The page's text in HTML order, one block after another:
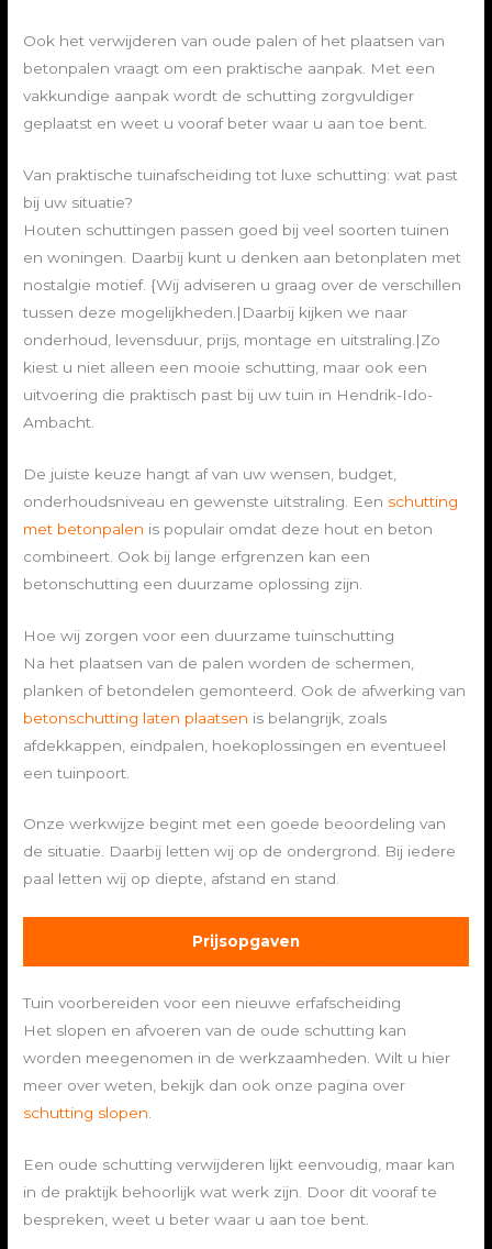
Ook het verwijderen van oude palen of het plaatsen van
betonpalen vraagt om een praktische aanpak. Met een
vakkundige aanpak wordt de schutting zorgvuldiger
geplaatst en weet u vooraf beter waar u aan toe bent.
Van praktische tuinafscheiding tot luxe schutting: wat past
bij uw situatie?
Houten schuttingen passen goed bij veel soorten tuinen
en woningen. Daarbij kunt u denken aan betonplaten met
nostalgie motief. {Wij adviseren u graag over de verschillen
tussen deze mogelijkheden.|Daarbij kijken we naar
onderhoud, levensduur, prijs, montage en uitstraling.|Zo
kiest u niet alleen een mooie schutting, maar ook een
uitvoering die praktisch past bij uw tuin in Hendrik-Ido-
Ambacht.
De juiste keuze hangt af van uw wensen, budget,
onderhoudsniveau en gewenste uitstraling. Een schutting
met betonpalen is populair omdat deze hout en beton
combineert. Ook bij lange erfgrenzen kan een
betonschutting een duurzame oplossing zijn.
Hoe wij zorgen voor een duurzame tuinschutting
Na het plaatsen van de palen worden de schermen,
planken of betondelen gemonteerd. Ook de afwerking van
betonschutting laten plaatsen is belangrijk, zoals
afdekkappen, eindpalen, hoekoplossingen en eventueel
een tuinpoort.
Onze werkwijze begint met een goede beoordeling van
de situatie. Daarbij letten wij op de ondergrond. Bij iedere
paal letten wij op diepte, afstand en stand.
Prijsopgaven
Tuin voorbereiden voor een nieuwe erfafscheiding
Het slopen en afvoeren van de oude schutting kan
worden meegenomen in de werkzaamheden. Wilt u hier
meer over weten, bekijk dan ook onze pagina over
schutting slopen
Een oude schutting verwijderen lijkt eenvoudig, maar kan
in de praktijk behoorlijk wat werk zijn. Door dit vooraf te
bespreken, weet u beter waar u aan toe bent.